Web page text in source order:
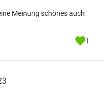
Meinung schönes auch
1